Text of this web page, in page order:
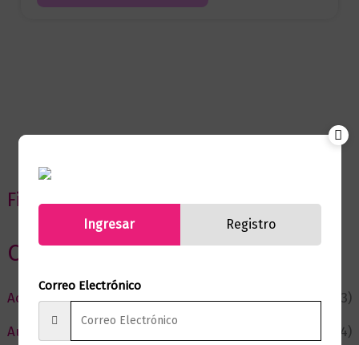
Filtrar por precio
Categorias
Actualidad
(53)
Autor del Mes
(4)
Ingresar Registro
Correo Electrónico